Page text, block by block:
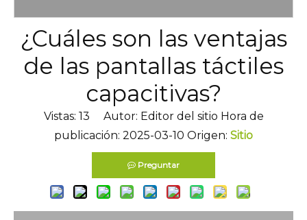
¿Cuáles son las ventajas
de las pantallas táctiles
capacitivas?
Vistas: 13 Autor: Editor del sitio Hora de
publicación: 2025-03-10 Origen: Sitio
Preguntar